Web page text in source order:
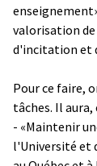
valorisation
d'incitation et
Pour ce faire,
tâches. Il
- «Maintenir
l'Université et